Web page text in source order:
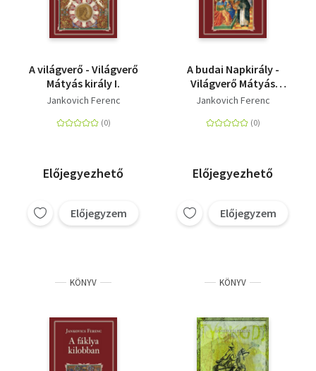
A világverő - Világverő
Mátyás király I.
Jankovich Ferenc
Előjegyezhető
Előjegyzem
A budai Napkirály -
Világverő Mátyás
király II.
Jankovich Ferenc
Előjegyezhető
Előjegyzem
KÖNYV KÖNYV